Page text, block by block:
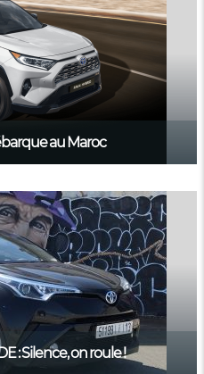
au Maroc
: Silence, on roule !